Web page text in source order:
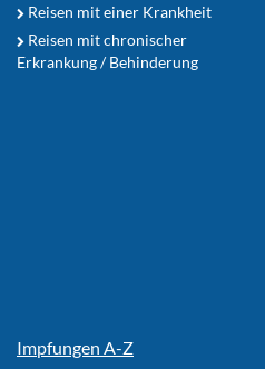
Reisen mit einer Krankheit
Reisen mit chronischer
Erkrankung / Behinderung
Impfungen A-Z